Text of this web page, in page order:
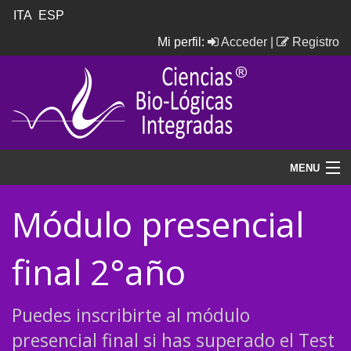
ITA
ESP
Mi perfil:
Acceder Registro
MENU
Nuestra Escuela
La Formación
Videos & News
Módulo presencial
final 2°año
Puedes inscribirte al módulo
presencial final si has superado el Test